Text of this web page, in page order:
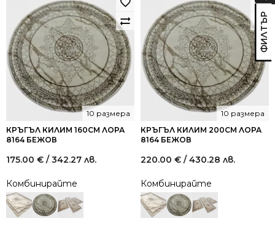
КРЪГЪЛ КИЛИМ 160СМ ЛОРА
8164 БЕЖОВ
10 размера
175.00 € / 342.27 лв.
Комбинирайте
КРЪГЪЛ КИЛИМ 200СМ ЛОРА
8164 БЕЖОВ
10 размера
220.00 € / 430.28 лв.
Комбинирайте